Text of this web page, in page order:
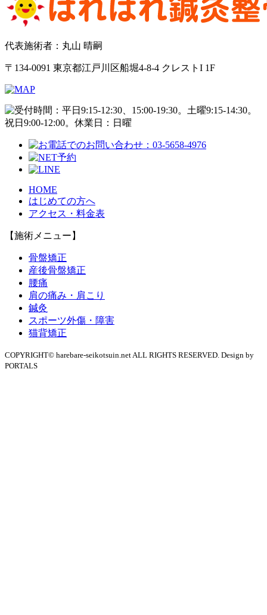
代表施術者：丸山 晴嗣
〒134-0091 東京都江戸川区船堀4-8-4 クレストI 1F
HOME
はじめての方へ
アクセス・料金表
【施術メニュー】
骨盤矯正
産後骨盤矯正
腰痛
肩の痛み・肩こり
鍼灸
スポーツ外傷・障害
猫背矯正
COPYRIGHT© harebare-seikotsuin.net ALL RIGHTS RESERVED. Design by
PORTALS